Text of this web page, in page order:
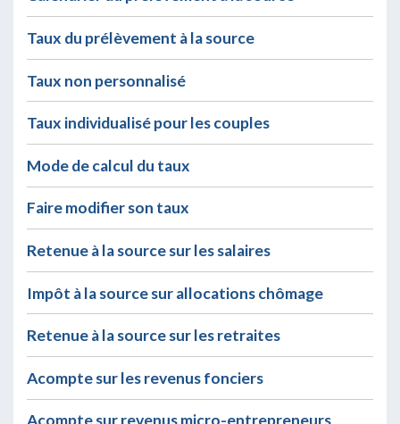
Taux du prélèvement à la source
Taux non personnalisé
Taux individualisé pour les couples
Mode de calcul du taux
Faire modifier son taux
Retenue à la source sur les salaires
Impôt à la source sur allocations chômage
Retenue à la source sur les retraites
Acompte sur les revenus fonciers